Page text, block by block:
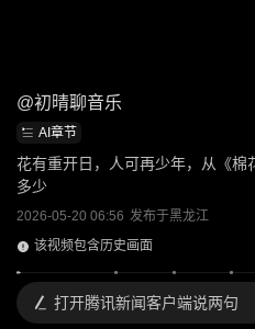
@初晴聊音乐
AI章节
花有重开日，人可再少年，从《棉
多少
2026-05-20 06:56 发布于黑龙江
该视频包含历史画面
打开腾讯新闻客户端说两句